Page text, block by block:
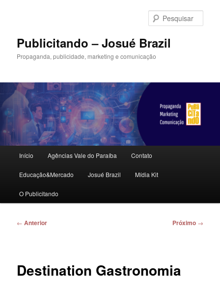
principalPublicitando – Josué Brazil
Propaganda, publicidade, marketing e comunicação
principal
Início Agências Vale do Paraíba Contato
Educação&Mercado Josué Brazil Mídia Kit
O Publicitando
Navegação
← Anterior Próximo →
Destination Gastronomia